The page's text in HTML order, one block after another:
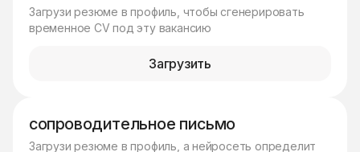
Загрузи резюме в профиль, чтобы сгенерировать
временное CV под эту вакансию
Загрузить
сопроводительное письмо
Загрузи резюме в профиль, а нейросеть определит